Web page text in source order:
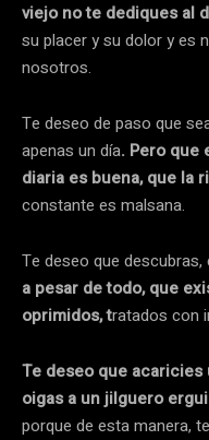
viejo no te dediques al
su placer y su dolor y es
nosotros.
Te deseo de paso que
apenas un día. Pero que
diaria es buena, que la
constante es malsana.
Te deseo que
a pesar de todo, que
oprimidos, tratados con
Te deseo que acaricies
oigas a un jilguero
porque de esta manera,